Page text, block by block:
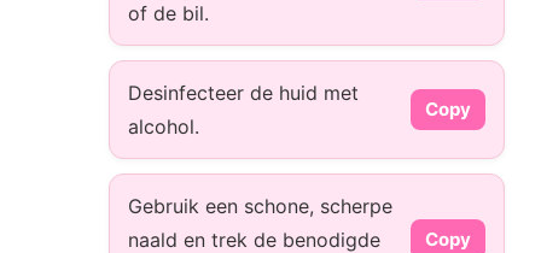
of de bil.
Desinfecteer de huid met
alcohol.
Copy
Gebruik een schone, scherpe
naald en trek de benodigde
Copy